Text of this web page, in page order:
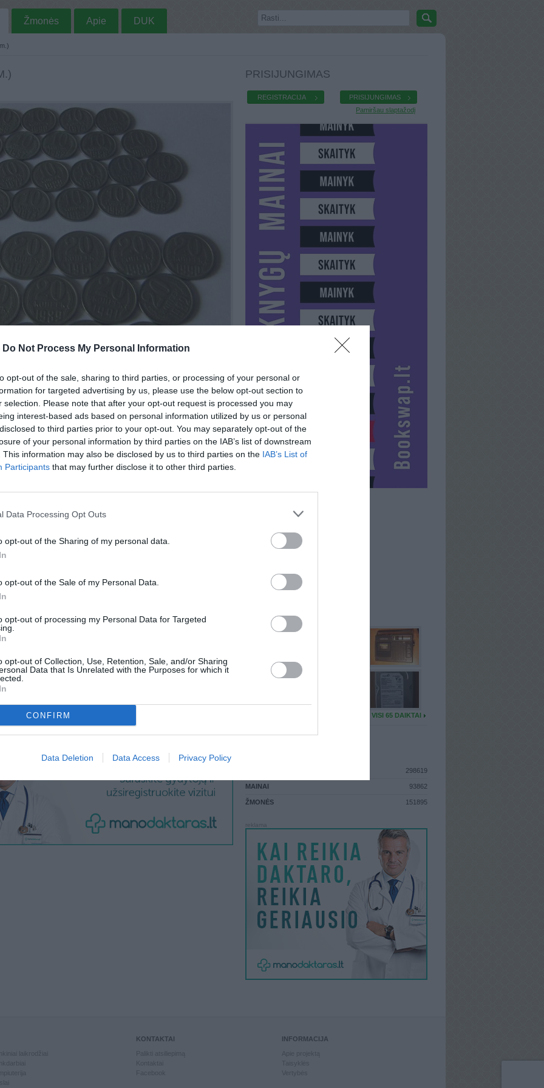
Do Not Process My Personal Information
opt-out of the sale, sharing to third parties, or processing of your personal or
for targeted advertising by us, please use the below opt-out section to
selection. Please note that after your opt-out request is processed you may
interest-based ads based on personal information utilized by us or personal
to third parties prior to your opt-out. You may separately opt-out of the
of your personal information by third parties on the IAB’s list of downstream
This information may also be disclosed by us to third parties on the IAB’s List of
Participants that may further disclose it to other third parties.
Data Processing Opt Outs
opt-out of the Sharing of my personal data.
opt-out of the Sale of my Personal Data.
opt-out of processing my Personal Data for Targeted
opt-out of Collection, Use, Retention, Sale, and/or Sharing
Data that Is Unrelated with the Purposes for which it
CONFIRM
Data Deletion Data Access Privacy Policy
Žmonės Apie DUK
MIESTASKelmė
1975,
1984,
*//*///*//
1981,
1990,
Galiu parduoti ir visą kolekciją, ir atskirai. Kaina -
PARDUOČIAU UŽ
PRISIJUNGIMAS
REGISTRACIJA
PRISIJUNGIMAS
Pamiršau slaptažodį
KURYBINGAS
ATLIKO MAINŲ
DAUGIAU DAIKTŲ
VISI 65 DAIKTAI
298619
MAINAI 93862
ŽMONĖS 151895
KONTAKTAI
Kontaktai
INFORMACIJA